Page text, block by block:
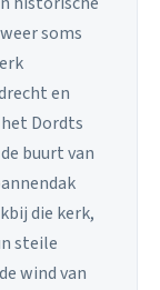
soms
en
Dordts
buurt van
die kerk,
steile
wind van